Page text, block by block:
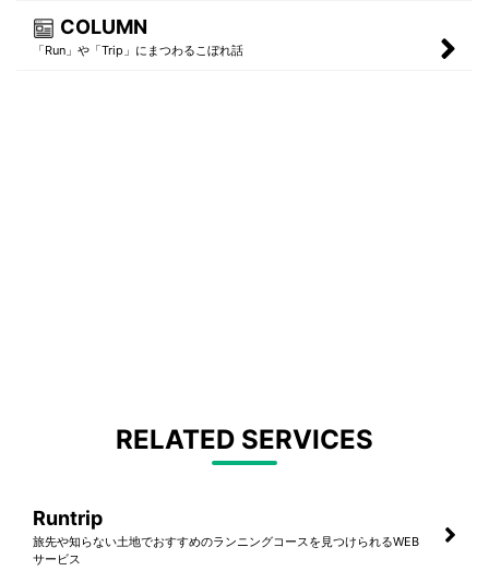
COLUMN
「Run」や「Trip」にまつわるこぼれ話
RELATED SERVICES
Runtrip
旅先や知らない土地でおすすめのランニングコースを見つけられるWEB
サービス